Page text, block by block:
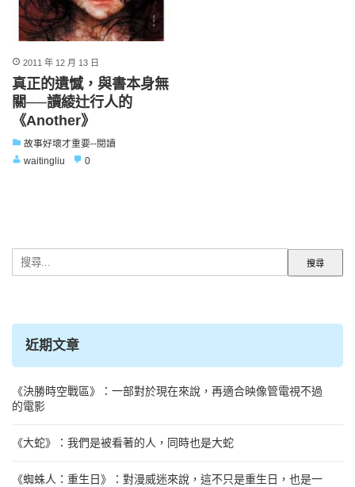
2011 年 12 月 13 日
真正的遺憾，與書本身無
關──讀綾辻行人的
《Another》
故事好壞才重要--閱讀
waitingliu
0
尋
近期文章
《決勝時空戰區》：一部對於現在來說，再適合映像管電視不過
的電影
《大蛇》：我們是被看著的人，同時也是大蛇
《蜘蛛人：重生日》：對漫威迷來說，這不只是重生日，也是一